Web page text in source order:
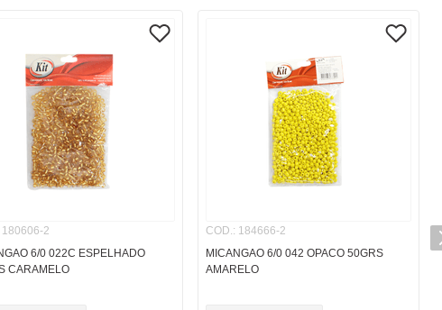
180606-2
6/0 022C ESPELHADO
CARAMELO
COD.: 184666-2
MICANGAO 6/0 042 OPACO 50GRS
AMARELO